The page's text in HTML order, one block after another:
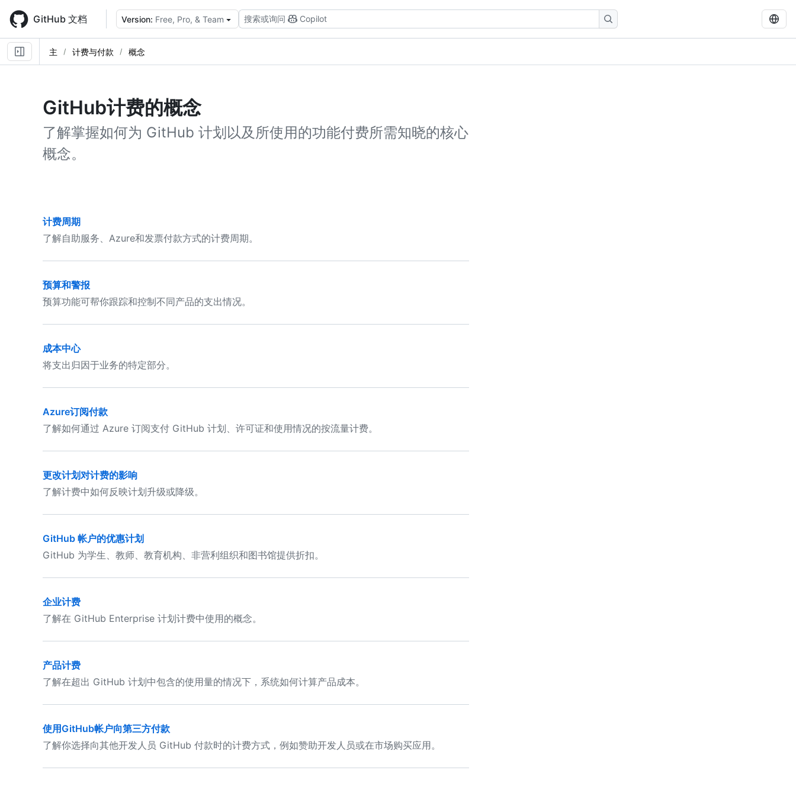
main
content
GitHub 文档 Version: Free, Pro, & Team 搜索或询问 Copilot
主 计费与付款 概念
GitHub计费的概念
了解掌握如何为 GitHub 计划以及所使用的功能付费所需知晓的核心
概念。
计费周期
了解自助服务、Azure和发票付款方式的计费周期。
预算和警报
预算功能可帮你跟踪和控制不同产品的支出情况。
成本中心
将支出归因于业务的特定部分。
Azure订阅付款
了解如何通过 Azure 订阅支付 GitHub 计划、许可证和使用情况的按流量计费。
更改计划对计费的影响
了解计费中如何反映计划升级或降级。
GitHub 帐户的优惠计划
GitHub 为学生、教师、教育机构、非营利组织和图书馆提供折扣。
企业计费
了解在 GitHub Enterprise 计划计费中使用的概念。
产品计费
了解在超出 GitHub 计划中包含的使用量的情况下，系统如何计算产品成本。
使用GitHub帐户向第三方付款
了解你选择向其他开发人员 GitHub 付款时的计费方式，例如赞助开发人员或在市场购买应用。